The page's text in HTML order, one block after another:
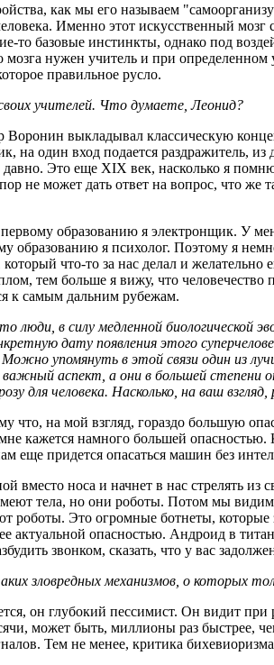
как мы его называем
Именно этот искусственный
то базовые инстинкты, однако под
нужен учитель и при
правильное русло.
учителей. Что думаете, Леонид?
выкладывал классическую
на один вход подается раздражитель,
давно. Это еще XIX век, насколько я
не может дать ответ на вопрос, что
образованию я электронщик. У
образованию я психолог. Поэтому я
который что-то за нас делал и
тем больше я вижу, что
к самым дальним рубежам.
в силу медленной биологической
дату появления этого
упомянуть в этой связи один из
аспект, а они в большей
для человека. Насколько, на ваш
что, на мой взгляд, гораздо большую
кажется намного большей
еще придется опасаться машин без
вместо носа и начнет в нас стрелять
тела, но они роботы. Потом мы видим,
роботы. Это огромные ботнеты,
актуальной опасностью. Андроид в
звонком, сказать, что у вас
зловредных механизмов, о которых
он глубокий пессимист. Он видит при
может быть, миллионы раз быстрее,
Тем не менее, критика